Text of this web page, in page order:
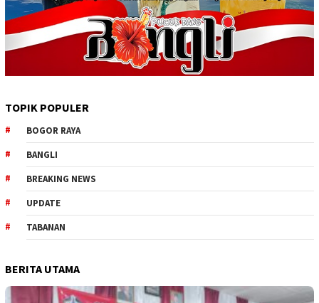
TOPIK POPULER
BOGOR RAYA
BANGLI
BREAKING NEWS
UPDATE
TABANAN
BERITA UTAMA